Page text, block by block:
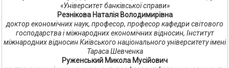
«Університет банківської справи»
Резнікова Наталія Володимирівна
доктор економічних наук, професор, професор кафедри світового
господарства і міжнародних економічних відносин, Інститут
міжнародних відносин Київського національного університету імені
Тараса Шевченка
Руженський Микола Мусійович